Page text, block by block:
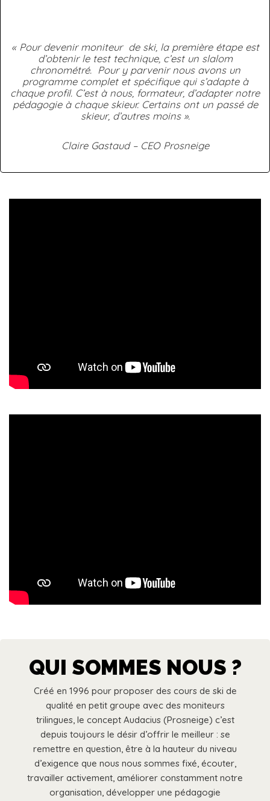
« Pour devenir moniteur de ski, la première étape est
d’obtenir le test technique, c’est un slalom
chronométré. Pour y parvenir nous avons un
programme complet et spécifique qui s’adapte à
chaque profil. C’est à nous, formateur, d’adapter notre
pédagogie à chaque skieur. Certains ont un passé de
skieur, d’autres moins ».
Claire Gastaud – CEO Prosneige
QUI SOMMES NOUS ?
Créé en 1996 pour proposer des cours de ski de
qualité en petit groupe avec des moniteurs
trilingues, le concept Audacius (Prosneige) c’est
depuis toujours le désir d’offrir le meilleur : se
remettre en question, être à la hauteur du niveau
d’exigence que nous nous sommes fixé, écouter,
travailler activement, améliorer constamment notre
organisation, développer une pédagogie